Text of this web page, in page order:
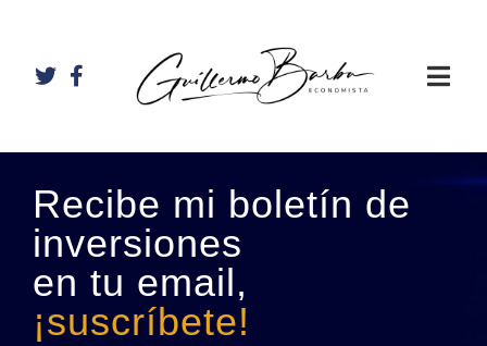
Recibe mi boletín de
inversiones
en tu email,
¡suscríbete!